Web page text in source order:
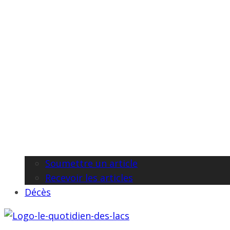
Soumettre un article
Recevoir les articles
Décès